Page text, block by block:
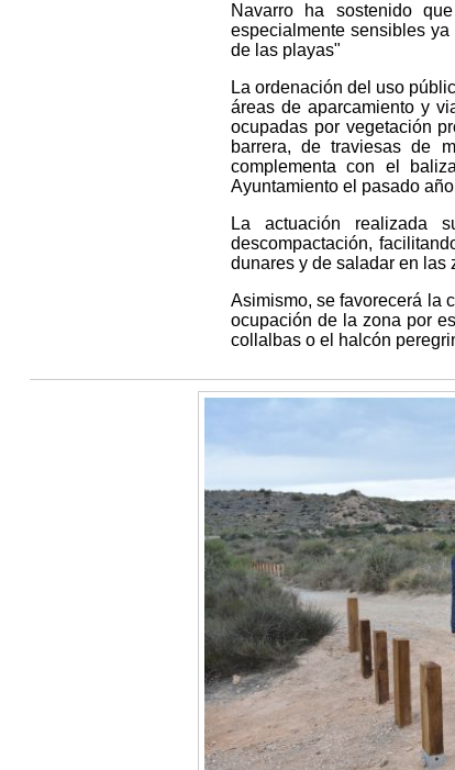
Navarro ha sostenido
especialmente sensibles
de las playas"
La ordenación del uso
áreas de aparcamiento y
ocupadas por vegetación
barrera, de traviesas de
complementa con el
Ayuntamiento el pasado
La actuación realizada
descompactación,
dunares y de saladar en las
Asimismo, se favorecerá la
ocupación de la zona por
collalbas o el halcón